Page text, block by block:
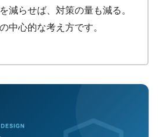
減らせば、対策の量も減る。
の中心的な考え方です。